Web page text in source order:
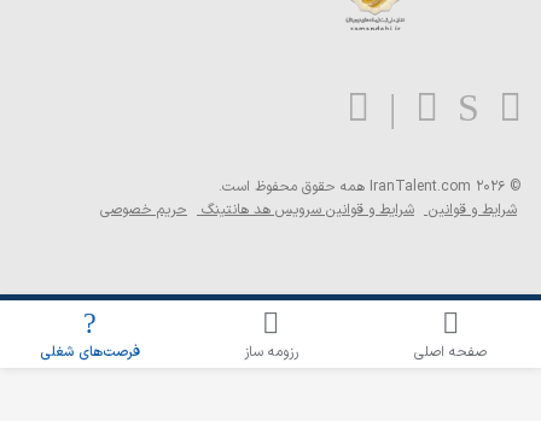
اطلاع‌رسانی شغلی را برای این جستجو فعال کنید
بلاگ
© 2026 IranTalent.com
همه حقوق محفوظ است.
شرایط و قوانین شرایط و قوانین سرویس هد هانتینگ حریم خصوصی
صفحه اصلی رزومه ساز فرصت‌های شغلی